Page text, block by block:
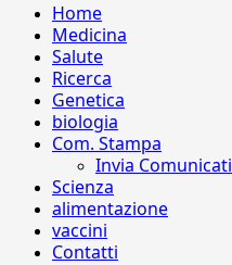
Home
Medicina
Salute
Ricerca
Genetica
biologia
Com. Stampa
Invia Comunicati
Scienza
alimentazione
vaccini
Contatti